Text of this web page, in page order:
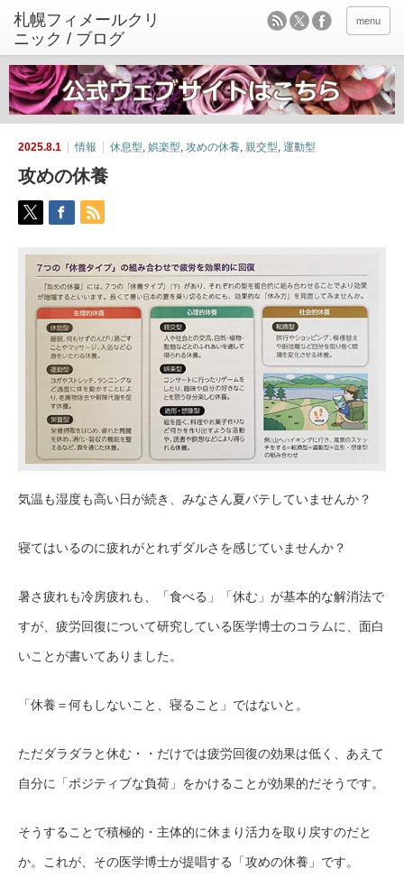
menu
2025.8.1 情報 休息型, 娯楽型, 攻めの休養, 親交型, 運動型
攻めの休養
気温も湿度も高い日が続き、みなさん夏バテしていませんか？
寝てはいるのに疲れがとれずダルさを感じていませんか？
暑さ疲れも冷房疲れも、「食べる」「休む」が基本的な解消法で
すが、疲労回復について研究している医学博士のコラムに、面白
いことが書いてありました。
「休養＝何もしないこと、寝ること」ではないと。
ただダラダラと休む・・だけでは疲労回復の効果は低く、あえて
自分に「ポジティブな負荷」をかけることが効果的だそうです。
そうすることで積極的・主体的に休まり活力を取り戻すのだと
か。これが、その医学博士が提唱する「攻めの休養」です。